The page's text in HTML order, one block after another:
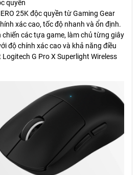
quyền
25K độc quyền từ Gaming Gear
xác cao, tốc độ nhanh và ổn định.
các tựa game, làm chủ từng giây
độ chính xác cao và khả năng điều
G Pro X Superlight Wireless